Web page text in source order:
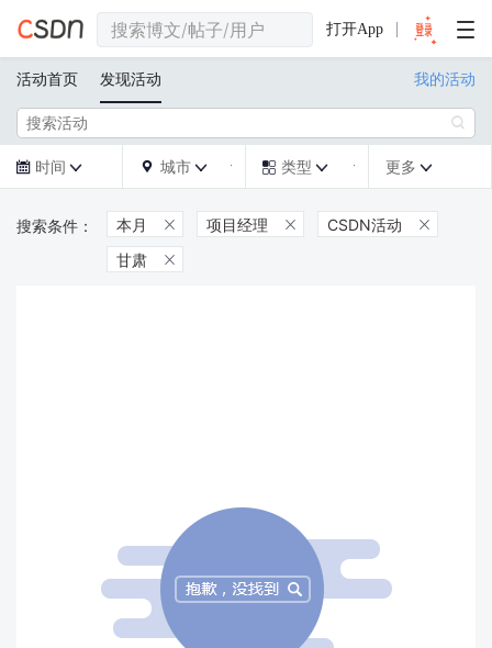
打开App
活动首页 发现活动 我的活动

 时间   城市   类型  更多 
本月  项目经理  CSDN活动 
甘肃 